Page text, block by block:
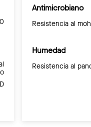
Antimicrobiano
Resistencia al
Humedad
Resistencia al